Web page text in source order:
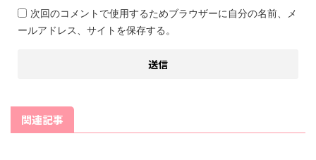
次回のコメントで使用するためブラウザーに自分の名前、メ
ールアドレス、サイトを保存する。
関連記事